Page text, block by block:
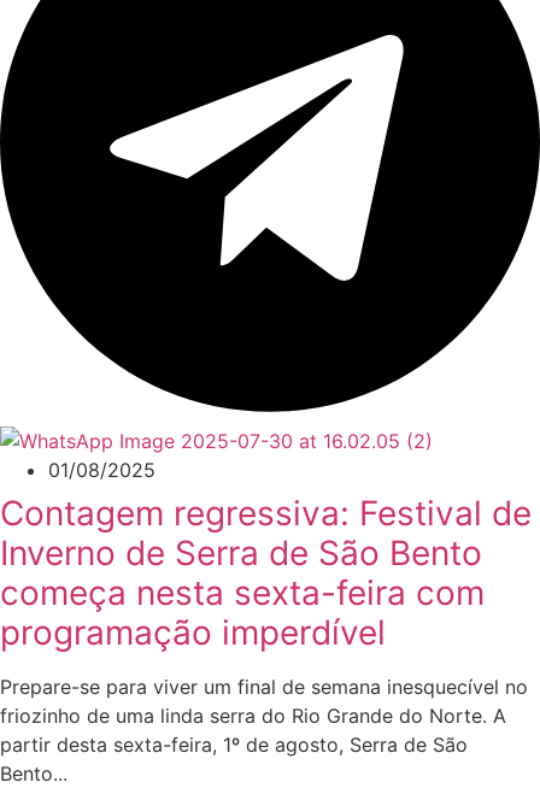
01/08/2025
Contagem regressiva: Festival de
Inverno de Serra de São Bento
começa nesta sexta-feira com
programação imperdível
Prepare-se para viver um final de semana inesquecível no
friozinho de uma linda serra do Rio Grande do Norte. A
partir desta sexta-feira, 1º de agosto, Serra de São
Bento...